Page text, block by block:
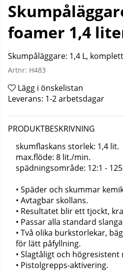
foamer 1,4
Skumpåläggare: 1,4 L,
Artnr: H483
Lägg i önskelistan
Leverans: 1-2 arbetsdagar
PRODUKTBESKRIVNING
skumflaskans storlek: 1,4 lit.
max.flöde: 8 lit./min.
spädningsområde: 12:1 -
• Späder och skummar
• Avtagbar skollans.
• Resultatet blir ett tjockt,
• Passar alla standard
• Två olika burkstorlekar,
för lätt påfyllning.
• Slagtåligt och
• Pistolgrepps-aktivering.